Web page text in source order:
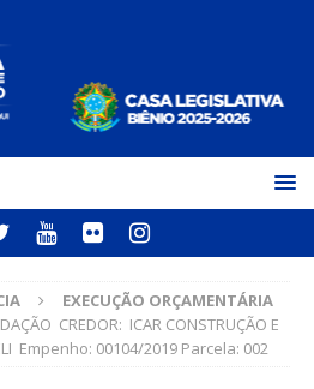
EXECUÇÃO ORÇAMENTÁRIA
CREDOR: ICAR CONSTRUÇÃO E
Empenho: 00104/2019 Parcela: 002